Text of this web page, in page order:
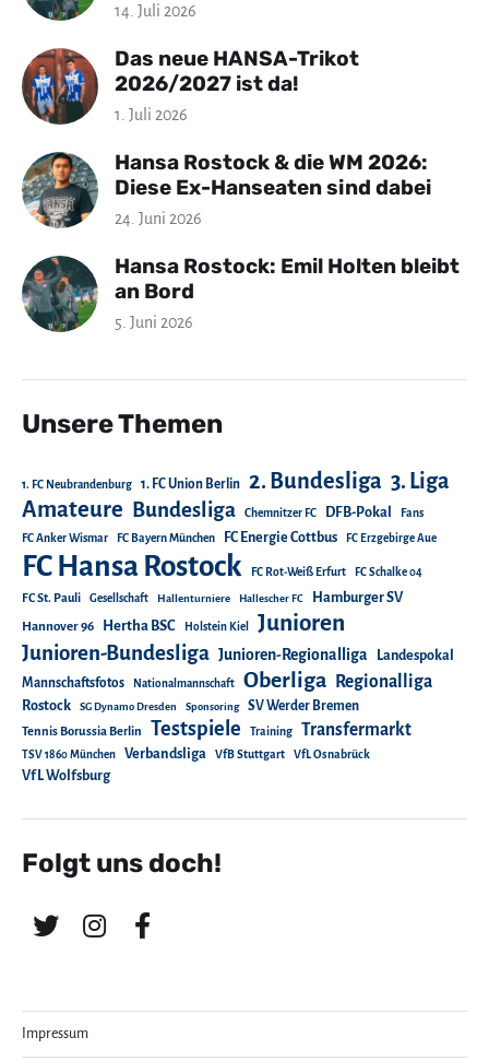
14. Juli 2026
Das neue HANSA-Trikot
2026/2027 ist da!
1. Juli 2026
Hansa Rostock & die WM 2026:
Diese Ex-Hanseaten sind dabei
24. Juni 2026
Hansa Rostock: Emil Holten bleibt
an Bord
5. Juni 2026
Unsere Themen
1. FC Neubrandenburg 1. FC Union Berlin 2. Bundesliga 3. Liga
Amateure Bundesliga Chemnitzer FC DFB-Pokal Fans
FC Anker Wismar FC Bayern München FC Energie Cottbus FC Erzgebirge Aue
FC Hansa Rostock FC Rot-Weiß Erfurt FC Schalke 04
FC St. Pauli Gesellschaft Hallenturniere Hallescher FC Hamburger SV
Hannover 96 Hertha BSC Holstein Kiel Junioren
Junioren-Bundesliga Junioren-Regionalliga
Landespokal
Mannschaftsfotos
Nationalmannschaft Oberliga Regionalliga
Rostock SG Dynamo Dresden Sponsoring SV Werder Bremen
Tennis Borussia Berlin Testspiele Training Transfermarkt
TSV 1860 München Verbandsliga VfB Stuttgart VfL Osnabrück
VfL Wolfsburg
Folgt uns doch!
Impressum